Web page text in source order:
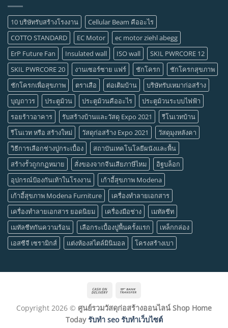
10 บริษัทรับสร้างโรงงาน
Cellular Beam คืออะไร
COTTO STANDARD
EC Motor
ec motor ziehl abegg
ErP Future Fan
Insulated wall ISO wall
SKIL PWRCORE 12
SKIL PWRCORE 20
งานเซอร์ซาย แฟร์ ชักโครก
ชักโครกสุขภาพ
ชักโครกเพื่อสุขภาพ
ตราเสือ ต่อเติมบ้าน
บริษัทรับเหมาก่อสร้าง
บุญถาวร
ประตูม้วน ประตูม้วนคืออะไร
ประตูม้วนระบบไฟฟ้า
รอยร้าวอาคาร
รับสร้างบ้านและวัสดุ Expo 2021
รีโนเวทบ้าน
รีโนเวท หรือ สร้างใหม่
วัสดุก่อสร้าง Expo 2021
วัสดุมุงหลังคา
วิธีการเลือกช่างปูกระเบื้อง
สถาบันเทคโนโลยีผนังและพื้น
สร้างรั้วถูกกฏหมาย
สั่งของจากจีนเสียภาษีไหม
อิฐบล็อก
อุปกรณ์ป้องกันเท้าในโรงงาน
เก้าอี้สุขภาพ Modena
เก้าอี้สุขภาพ Modena Furniture
เครื่องทำลายเอกสาร
เครื่องทำลายเอกสาร ยอดนิยม
เครื่องมือช่าง
เมทัลชีท
เมทัลชีทกันความร้อน
เลือกระเบื้องปูพื้นครั้งแรก
เหล็กกล่อง
เอสซีจี เซรามิกส์
แต่งห้องสไตล์มินิมอล โครงสร้างเบา
Cash
Delivery
Copyright 2026 © ศูนย์รวมวัสดุก่อสร้างออนไลน์ Shop Home
Todayรับทำ seo รับทำเว็บไซต์